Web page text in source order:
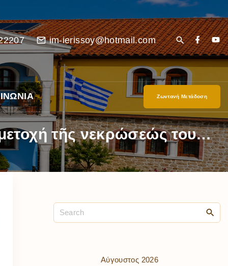
im-ierissoy@hotmail.com
Ζωντανή Μετάδοση
τῆς νεκρώσεώς του…
Αύγουστος 2026